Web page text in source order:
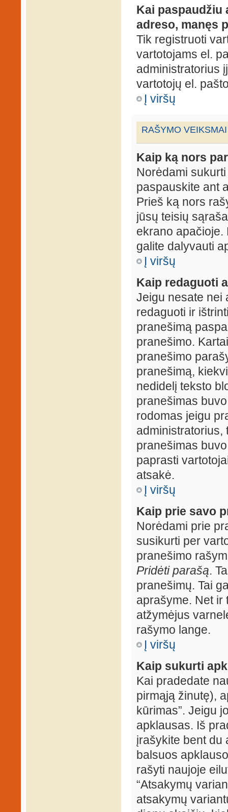
Kai
adreso, manęs
Tik registruoti
vartotojams el.
administratorius
vartotojų el.
Į viršų
RAŠYMO VEIKSMAI
Kaip ką nors
Norėdami
paspauskite ant
Prieš ką nors
jūsų teisių
ekrano apačioje.
galite dalyvauti
Į viršų
Kaip redaguoti
Jeigu nesate nei
redaguoti ir
pranešimą
pranešimo.
pranešimo
pranešimą,
nedidelį teksto
pranešimas
rodomas jeigu
administratorius,
pranešimas
paprasti
atsakė.
Į viršų
Kaip prie savo
Norėdami prie
susikurti per
pranešimo
Pridėti parašą.
pranešimų. Tai
aprašyme. Net ir
atžymėjus
rašymo lange.
Į viršų
Kaip sukurti
Kai pradedate
pirmąją žinutę),
kūrimas”. Jeigu
apklausas. Iš
įrašykite bent du
balsuos
rašyti naujoje
“Atsakymų
atsakymų